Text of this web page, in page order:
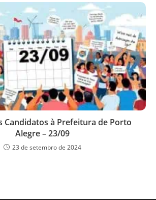
Candidatos à Prefeitura de Porto
Alegre – 23/09
23 de setembro de 2024